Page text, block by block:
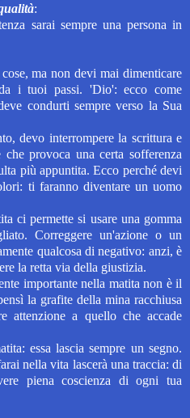
:
sarai sempre una persona in
ma non devi mai dimenticare
i tuoi passi. 'Dio': ecco come
condurti sempre verso la Sua
devo interrompere la scrittura e
provoca una certa sofferenza
più appuntita. Ecco perché devi
ti faranno diventare un uomo
ci permette si usare una gomma
Correggere un'azione o un
qualcosa di negativo: anzi, è
la retta via della giustizia.
importante nella matita non è il
la grafite della mina racchiusa
attenzione a quello che accade
essa lascia sempre un segno.
nella vita lascerà una traccia: di
piena coscienza di ogni tua